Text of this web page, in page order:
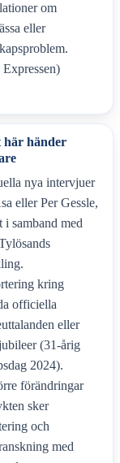
om
eller
här händer
nya intervjuer
eller Per Gessle,
i samband med
kring
officiella
eller
(31-årig
2024).
förändringar
sker
och
med